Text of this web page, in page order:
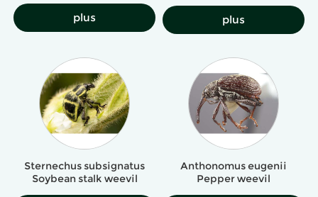
plus plus
Sternechus subsignatus
Soybean stalk weevil
Anthonomus eugenii
Pepper weevil